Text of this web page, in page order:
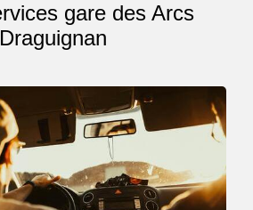
gare des Arcs
Draguignan